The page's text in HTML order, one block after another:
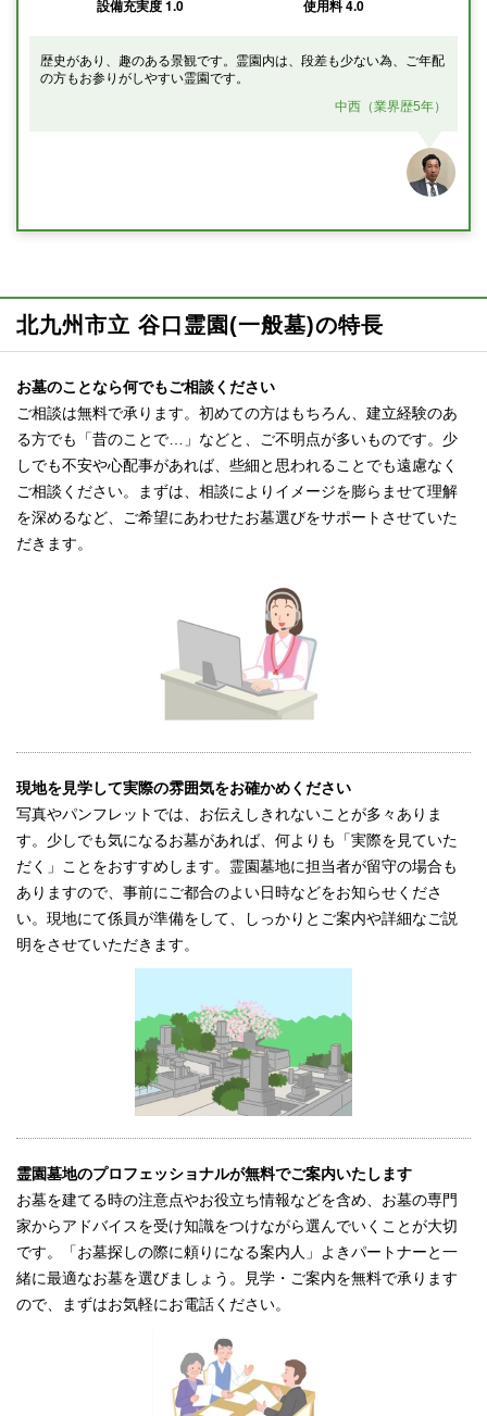
歴史があり、趣のある景観です。霊園内は、段差も少ない為、ご年配
の方もお参りがしやすい霊園です。
中西（業界歴5年）
北九州市立 谷口霊園(一般墓)の特長
お墓のことなら何でもご相談ください
ご相談は無料で承ります。初めての方はもちろん、建立経験のあ
る方でも「昔のことで…」などと、ご不明点が多いものです。少
しでも不安や心配事があれば、些細と思われることでも遠慮なく
ご相談ください。まずは、相談によりイメージを膨らませて理解
を深めるなど、ご希望にあわせたお墓選びをサポートさせていた
だきます。
現地を見学して実際の雰囲気をお確かめください
写真やパンフレットでは、お伝えしきれないことが多々ありま
す。少しでも気になるお墓があれば、何よりも「実際を見ていた
だく」ことをおすすめします。霊園墓地に担当者が留守の場合も
ありますので、事前にご都合のよい日時などをお知らせくださ
い。現地にて係員が準備をして、しっかりとご案内や詳細なご説
明をさせていただきます。
霊園墓地のプロフェッショナルが無料でご案内いたします
お墓を建てる時の注意点やお役立ち情報などを含め、お墓の専門
家からアドバイスを受け知識をつけながら選んでいくことが大切
です。「お墓探しの際に頼りになる案内人」よきパートナーと一
緒に最適なお墓を選びましょう。見学・ご案内を無料で承ります
ので、まずはお気軽にお電話ください。